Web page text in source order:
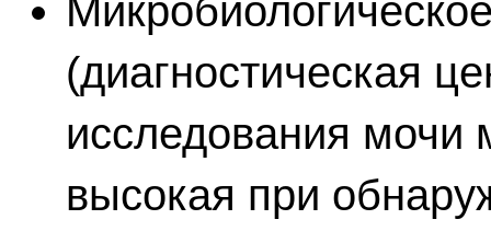
(диагностическая
исследования мочи
высокая при